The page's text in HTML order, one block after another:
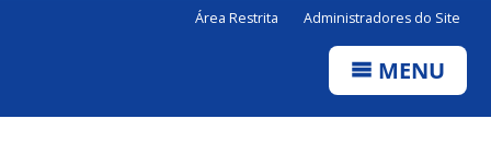
Área Restrita Administradores do Site
MENU